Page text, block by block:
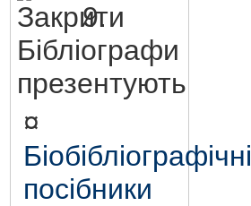
9.
Бібліографи
презентують
¤
Біобібліографічні
посібники